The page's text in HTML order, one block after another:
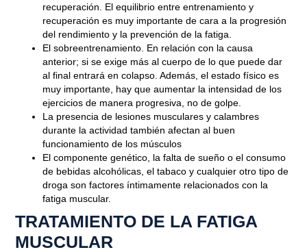
recuperación.
El equilibrio entre entrenamiento y
recuperación es muy importante de cara a la progresión
del rendimiento y la prevención de la fatiga.
El sobreentrenamiento. En relación con la causa
anterior; si se exige más al cuerpo de lo que puede dar
al final entrará en colapso. Además, el estado físico es
muy importante, hay que aumentar la intensidad de los
ejercicios de manera progresiva, no de golpe.
La presencia de lesiones musculares y calambres
durante la actividad también afectan al buen
funcionamiento de los músculos
El componente genético , la falta de sueño o el consumo
de bebidas alcohólicas, el tabaco y cualquier otro tipo de
droga son factores íntimamente relacionados con la
fatiga muscular.
TRATAMIENTO DE LA FATIGA
MUSCULAR